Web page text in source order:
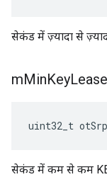
सेकंड में ज़्यादा से
mMinKeyLease
uint32_t
सेकंड में कम से कम